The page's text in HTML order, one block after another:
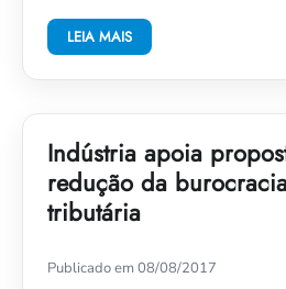
LEIA MAIS
Indústria apoia
redução da
tributária
Publicado em 08/08/2017